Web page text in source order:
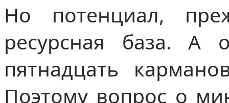
Но потенциал,
ресурсная база. А
пятнадцать
Поэтому вопрос о